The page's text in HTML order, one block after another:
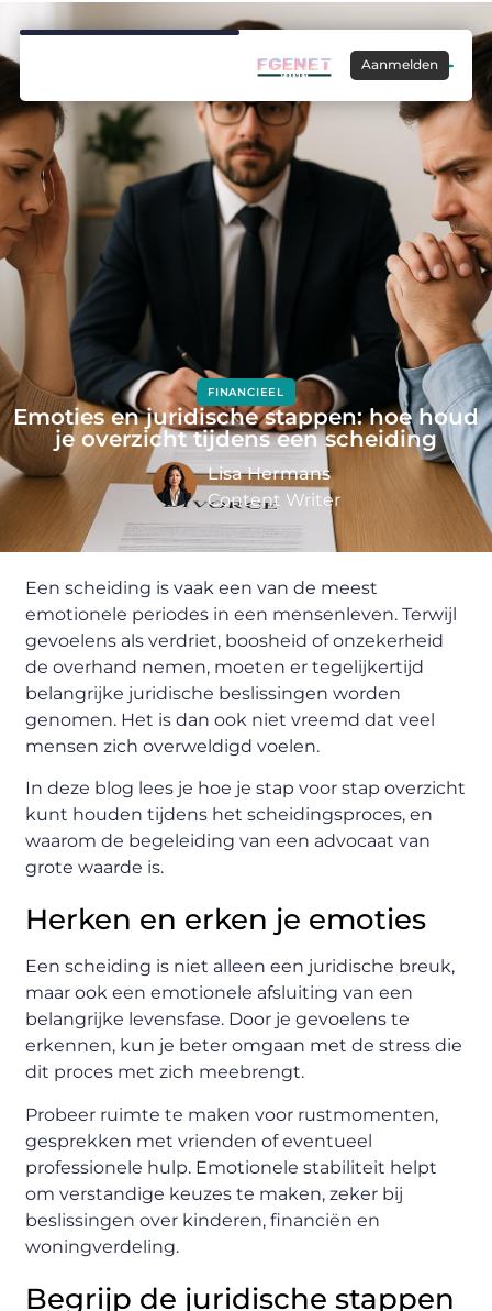
Aanmelden
FINANCIEEL
Emoties en juridische stappen: hoe houd
je overzicht tijdens een scheiding
Lisa Hermans
Content Writer
Een scheiding is vaak een van de meest
emotionele periodes in een mensenleven. Terwijl
gevoelens als verdriet, boosheid of onzekerheid
de overhand nemen, moeten er tegelijkertijd
belangrijke juridische beslissingen worden
genomen. Het is dan ook niet vreemd dat veel
mensen zich overweldigd voelen.
In deze blog lees je hoe je stap voor stap overzicht
kunt houden tijdens het scheidingsproces, en
waarom de begeleiding van een advocaat van
grote waarde is.
Herken en erken je emoties
Een scheiding is niet alleen een juridische breuk,
maar ook een emotionele afsluiting van een
belangrijke levensfase. Door je gevoelens te
erkennen, kun je beter omgaan met de stress die
dit proces met zich meebrengt.
Probeer ruimte te maken voor rustmomenten,
gesprekken met vrienden of eventueel
professionele hulp. Emotionele stabiliteit helpt
om verstandige keuzes te maken, zeker bij
beslissingen over kinderen, financiën en
woningverdeling.
Begrijp de juridische stappen